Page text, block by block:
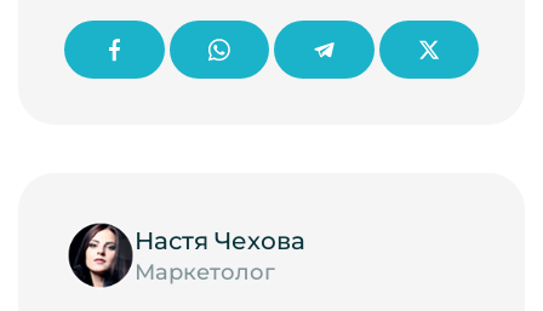
Настя Чехова
Маркетолог